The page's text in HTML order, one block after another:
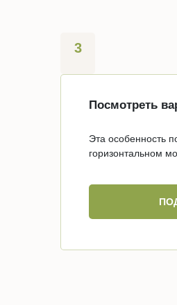
3
Посмотреть
Эта особенность
горизонтальном